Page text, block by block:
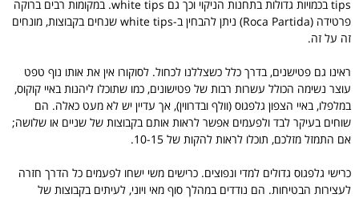
tips בכמויות גדולות בתחנות הניקוי וכך גם white tips. במקומות רבים ברוקה
פרטידה (Roca Partida) ניתן להבחין ב-white tips שנחים בקבוצות, מונחים
זה על זה.
ראינו גם פטישנים, בדרך כלל כשצללנו לכחול. לסוקורו אין את אותו נוף טפט
עוצר נשימה הכולל עשרות רבות של פטישונים, כמו שתוכלו ליהנות באיי קוקוס,
במלפלו, באיי הצפון גלפגוס (וולף ובדרווין), אך עדיין יש לא מעט כאלה. הם
שוחים בעיקר לבד ולפעמים אפשר לראות אותם בקבוצות של שניים או שלושה;
אם התמזל מזלכם, תוכלו לראות להקות של 10-15.
כרישי גלפגוס גדולים למדי ונפוצים. כרישים משי ישחו לפעמים כל הדרך חזרה
לעצירות הבטיחות. הם נודדים במהלך סוף מאי ויוני, לעיתים בקבוצות של